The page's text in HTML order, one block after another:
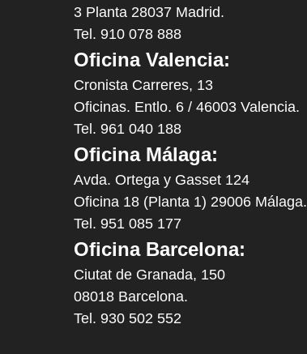
3 Planta 28037 Madrid.
Tel. 910 078 888
Oficina Valencia:
Cronista Carreres, 13
Oficinas. Entlo. 6 / 46003 Valencia.
Tel. 961 040 188
Oficina Málaga:
Avda. Ortega y Gasset 124
Oficina 18 (Planta 1) 29006 Málaga.
Tel. 951 085 177
Oficina Barcelona:
Ciutat de Granada, 150
08018 Barcelona.
Tel. 930 502 552